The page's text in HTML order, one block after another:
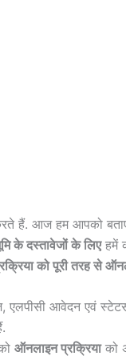
हैं. आज हम आपको
के दस्तावेजों के लिएहमें
को पूरी तरह से
एलपीसी आवेदन एवं
ऑनलाइन प्रक्रियाको